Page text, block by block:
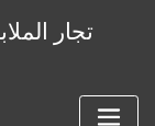
تجار